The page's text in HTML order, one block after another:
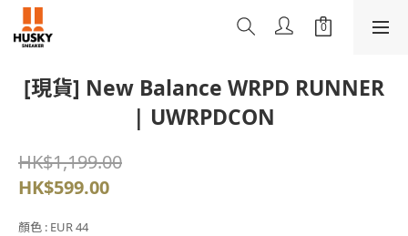
[現貨] New Balance WRPD RUNNER
| UWRPDCON
HK$1,199.00
HK$599.00
顏色 : EUR 44